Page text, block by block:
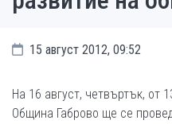
15 август 2012, 09:52
На 16 август, четвъртък, от
Община Габрово ще се